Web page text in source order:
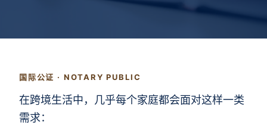
国际公证 · NOTARY PUBLIC
在跨境生活中，几乎每个家庭都会面对这样一类
需求：